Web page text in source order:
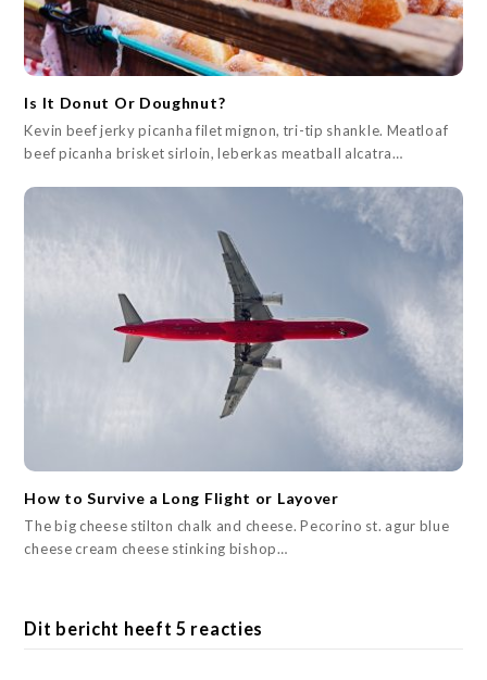
Is It Donut Or Doughnut?
Kevin beef jerky picanha filet mignon, tri-tip shankle. Meatloaf
beef picanha brisket sirloin, leberkas meatball alcatra…
How to Survive a Long Flight or Layover
The big cheese stilton chalk and cheese. Pecorino st. agur blue
cheese cream cheese stinking bishop…
Dit bericht heeft 5 reacties